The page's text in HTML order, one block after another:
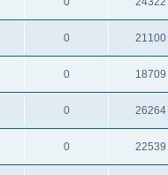
0 21100
0 18709
0 26264
0 22539